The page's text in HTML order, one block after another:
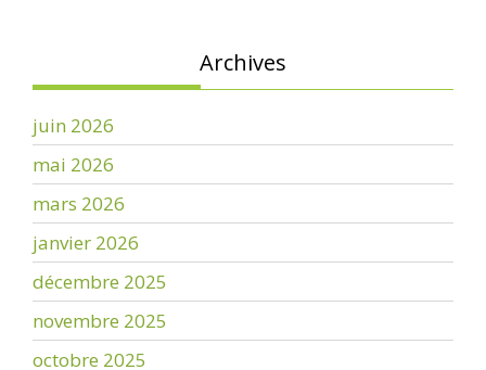
Archives
juin 2026
mai 2026
mars 2026
janvier 2026
décembre 2025
novembre 2025
octobre 2025